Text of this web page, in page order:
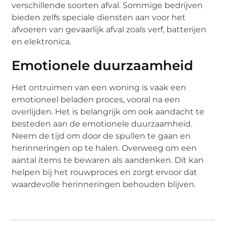
verschillende soorten afval. Sommige bedrijven
bieden zelfs speciale diensten aan voor het
afvoeren van gevaarlijk afval zoals verf, batterijen
en elektronica.
Emotionele duurzaamheid
Het ontruimen van een woning is vaak een
emotioneel beladen proces, vooral na een
overlijden. Het is belangrijk om ook aandacht te
besteden aan de emotionele duurzaamheid.
Neem de tijd om door de spullen te gaan en
herinneringen op te halen. Overweeg om een
aantal items te bewaren als aandenken. Dit kan
helpen bij het rouwproces en zorgt ervoor dat
waardevolle herinneringen behouden blijven.